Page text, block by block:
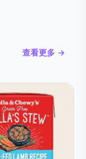
查看更多 →